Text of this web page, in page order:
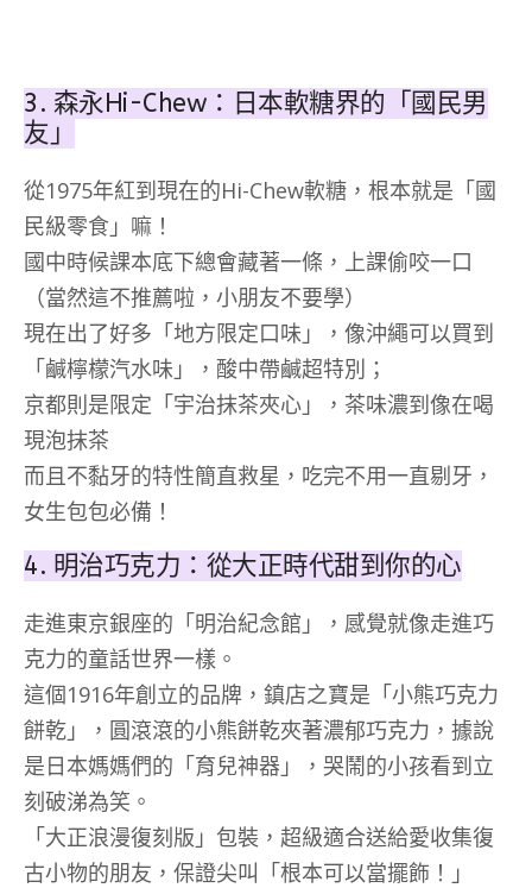
3. 森永Hi-Chew：日本軟糖界的「國民男
友」
從1975年紅到現在的Hi-Chew軟糖，根本就是「國
民級零食」嘛！
國中時候課本底下總會藏著一條，上課偷咬一口
（當然這不推薦啦，小朋友不要學）
現在出了好多「地方限定口味」，像沖繩可以買到
「鹹檸檬汽水味」，酸中帶鹹超特別；
京都則是限定「宇治抹茶夾心」，茶味濃到像在喝
現泡抹茶
而且不黏牙的特性簡直救星，吃完不用一直剔牙，
女生包包必備！
4. 明治巧克力：從大正時代甜到你的心
走進東京銀座的「明治紀念館」，感覺就像走進巧
克力的童話世界一樣。
這個1916年創立的品牌，鎮店之寶是「小熊巧克力
餅乾」，圓滾滾的小熊餅乾夾著濃郁巧克力，據說
是日本媽媽們的「育兒神器」，哭鬧的小孩看到立
刻破涕為笑。
「大正浪漫復刻版」包裝，超級適合送給愛收集復
古小物的朋友，保證尖叫「根本可以當擺飾！」